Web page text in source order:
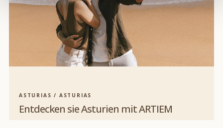
ASTURIAS / ASTURIAS
Entdecken sie Asturien mit ARTIEM